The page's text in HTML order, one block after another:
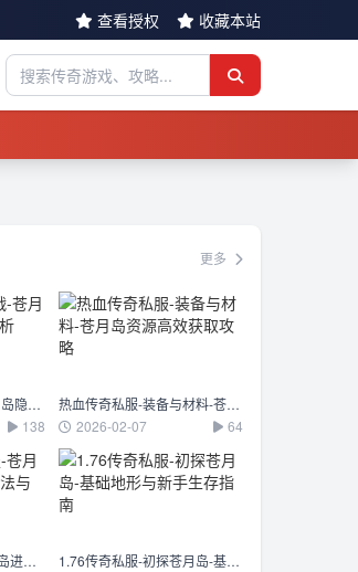
查看授权 收藏本站
更多
传奇私服-终极挑战-苍月岛隐藏任务与活动解析
138
热血传奇私服-装备与材料-苍月岛资源高效获取攻略
2026-02-07
64
新开热血传奇私服-苍月岛进阶-高级BOSS打法与团队配合
1.76传奇私服-初探苍月岛-基础地形与新手生存指南